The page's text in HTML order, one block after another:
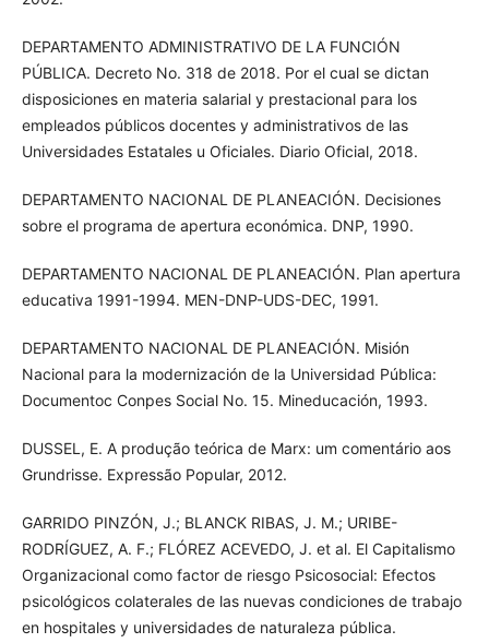
DEPARTAMENTO ADMINISTRATIVO DE LA FUNCIÓN
PÚBLICA. Decreto No. 318 de 2018. Por el cual se dictan
disposiciones en materia salarial y prestacional para los
empleados públicos docentes y administrativos de las
Universidades Estatales u Oficiales. Diario Oficial, 2018.
DEPARTAMENTO NACIONAL DE PLANEACIÓN. Decisiones
sobre el programa de apertura económica. DNP, 1990.
DEPARTAMENTO NACIONAL DE PLANEACIÓN. Plan apertura
educativa 1991-1994. MEN-DNP-UDS-DEC, 1991.
DEPARTAMENTO NACIONAL DE PLANEACIÓN. Misión
Nacional para la modernización de la Universidad Pública:
Documentoc Conpes Social No. 15. Mineducación, 1993.
DUSSEL, E. A produção teórica de Marx: um comentário aos
Grundrisse. Expressão Popular, 2012.
GARRIDO PINZÓN, J.; BLANCK RIBAS, J. M.; URIBE-
RODRÍGUEZ, A. F.; FLÓREZ ACEVEDO, J. et al. El Capitalismo
Organizacional como factor de riesgo Psicosocial: Efectos
psicológicos colaterales de las nuevas condiciones de trabajo
en hospitales y universidades de naturaleza pública.